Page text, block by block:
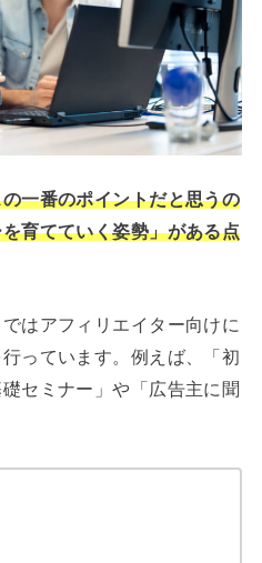
一番のポイントだと思うの
育てていく姿勢」がある点
はアフィリエイター向けに
っています。例えば、「初
セミナー」や「広告主に聞